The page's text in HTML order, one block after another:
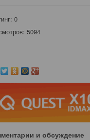
0
5094
и обсуждение